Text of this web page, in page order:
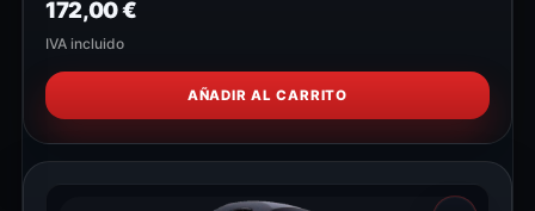
172,00€
IVA incluido
AÑADIR AL CARRITO